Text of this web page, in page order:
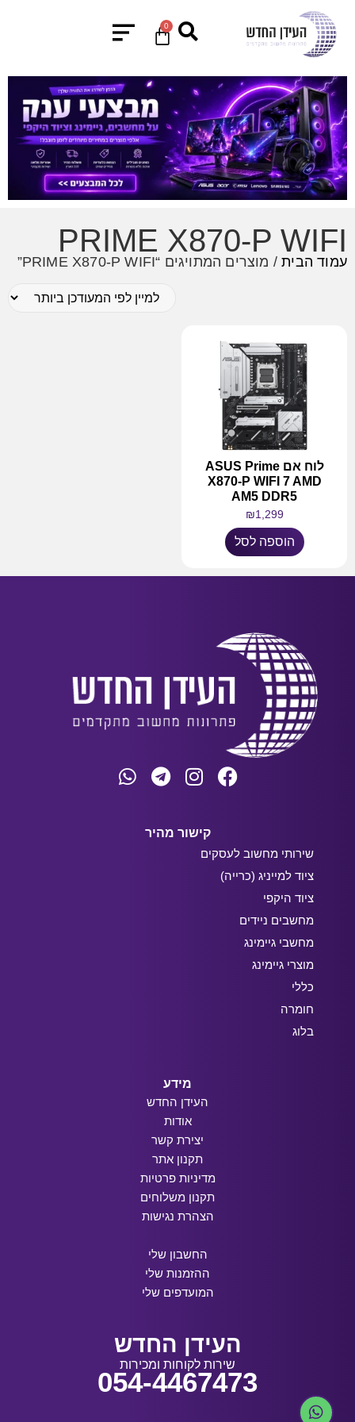
0
PRIME X870-P WIFI
עמוד הבית/ מוצרים המתויגים “PRIME X870-P WIFI”
לוח אם ASUS Prime
X870-P WIFI 7 AMD
AM5 DDR5
₪1,299
הוספה לסל
קישור מהיר
שירותי מחשוב לעסקים
ציוד למייניג (כרייה)
ציוד היקפי
מחשבים ניידים
מחשבי גיימינג
מוצרי גיימינג
כללי
חומרה
בלוג
מידע
העידן החדש
אודות
יצירת קשר
תקנון אתר
מדיניות פרטיות
תקנון משלוחים
הצהרת נגישות
החשבון שלי
ההזמנות שלי
המועדפים שלי
העידן החדש
שירות לקוחות ומכירות
054-4467473